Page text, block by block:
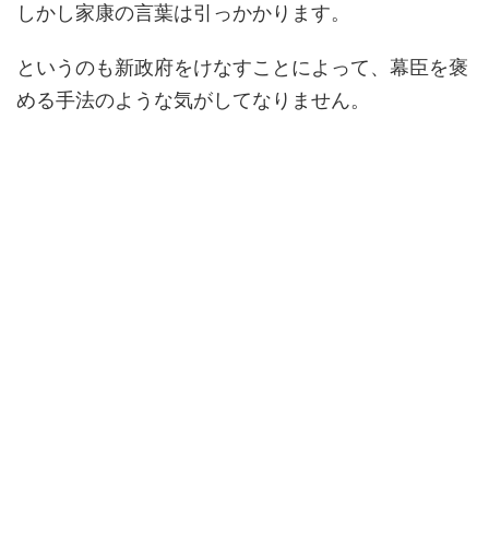
しかし家康の言葉は引っかかります。
というのも新政府をけなすことによって、幕臣を褒
める手法のような気がしてなりません。